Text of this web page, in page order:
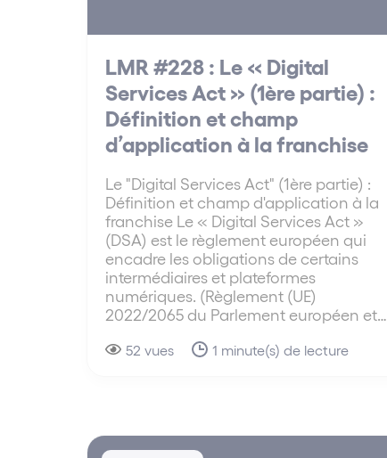
LMR #228 : Le « Digital
Services Act » (1ère partie) :
Définition et champ
d’application à la franchise
Le "Digital Services Act" (1ère partie) :
Définition et champ d'application à la
franchise Le « Digital Services Act »
(DSA) est le règlement européen qui
encadre les obligations de certains
intermédiaires et plateformes
numériques. (Règlement (UE)
2022/2065 du Parlement européen et…
52 vues 1 minute(s) de lecture